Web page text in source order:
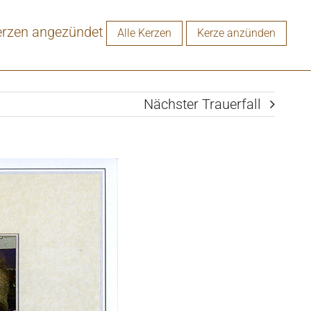
angezündet Alle Kerzen Kerze anzünden
Nächster Trauerfall